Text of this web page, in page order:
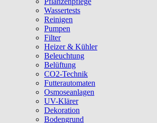
Wassertests
Reinigen
Pumpen
Filter
Heizer & Kühler
Beleuchtung
Belüftung
CO2-Technik
Futterautomaten
Osmoseanlagen
UV-Klärer
Dekoration
Bodengrund